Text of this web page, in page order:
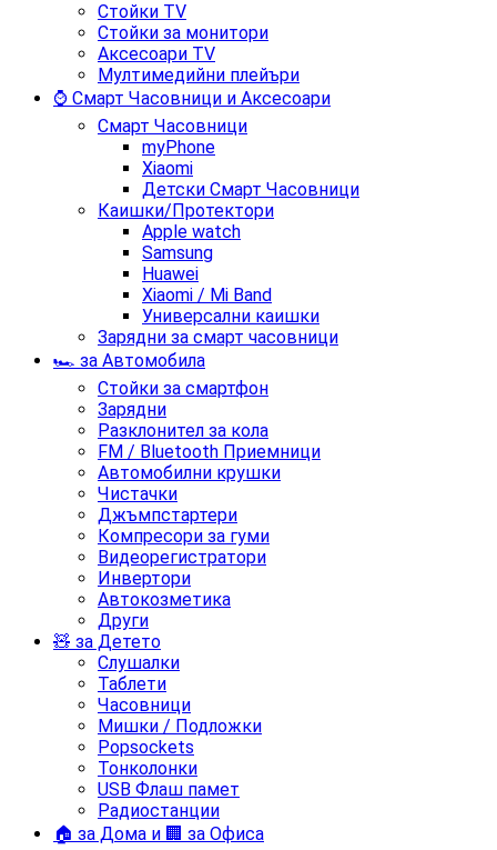
Стойки TV
Стойки за монитори
Аксесоари TV
Мултимедийни плейъри
⌚ Смарт Часовници и Аксесоари
Смарт Часовници
myPhone
Xiaomi
Детски Смарт Часовници
Каишки/Протектори
Apple watch
Samsung
Huawei
Xiaomi / Mi Band
Универсални каишки
Зарядни за смарт часовници
🏎️ за Автомобила
Стойки за смартфон
Зарядни
Разклонител за кола
FM / Bluetooth Приемници
Автомобилни крушки
Чистачки
Джъмпстартери
Компресори за гуми
Видеорегистратори
Инвертори
Автокозметика
Други
🧸 за Детето
Слушалки
Таблети
Часовници
Мишки / Подложки
Popsockets
Тонколонки
USB Флаш памет
Радиостанции
🏠 за Дома и 🏢 за Офиса